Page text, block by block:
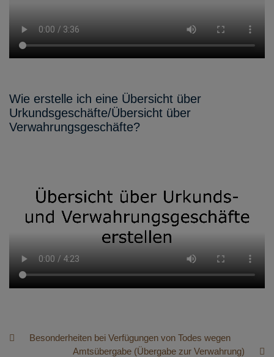
Wie erstelle ich eine Übersicht über
Urkundsgeschäfte/Übersicht über
Verwahrungsgeschäfte?
Besonderheiten bei Verfügungen von Todes wegen
Amtsübergabe (Übergabe zur Verwahrung)